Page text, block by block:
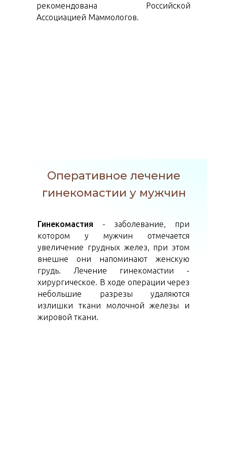
рекомендована Российской
Ассоциацией Маммологов.
Гинекомастия - заболевание, при
котором у мужчин отмечается
увеличение грудных желез, при этом
внешне они напоминают женскую
грудь. Лечение гинекомастии -
хирургическое. В ходе операции через
небольшие разрезы удаляются
излишки ткани молочной железы и
жировой ткани.
Оперативное лечение
гинекомастии у мужчин